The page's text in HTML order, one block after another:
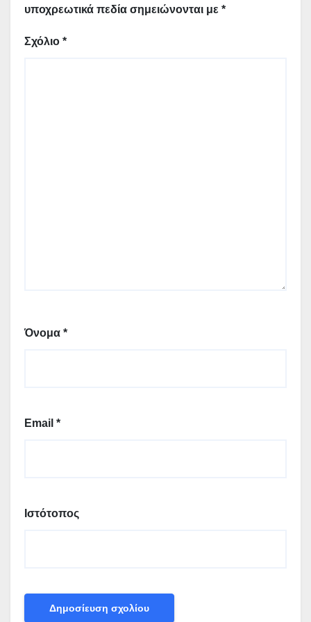
υποχρεωτικά πεδία σημειώνονται με *
Σχόλιο *
Όνομα *
Email *
Ιστότοπος